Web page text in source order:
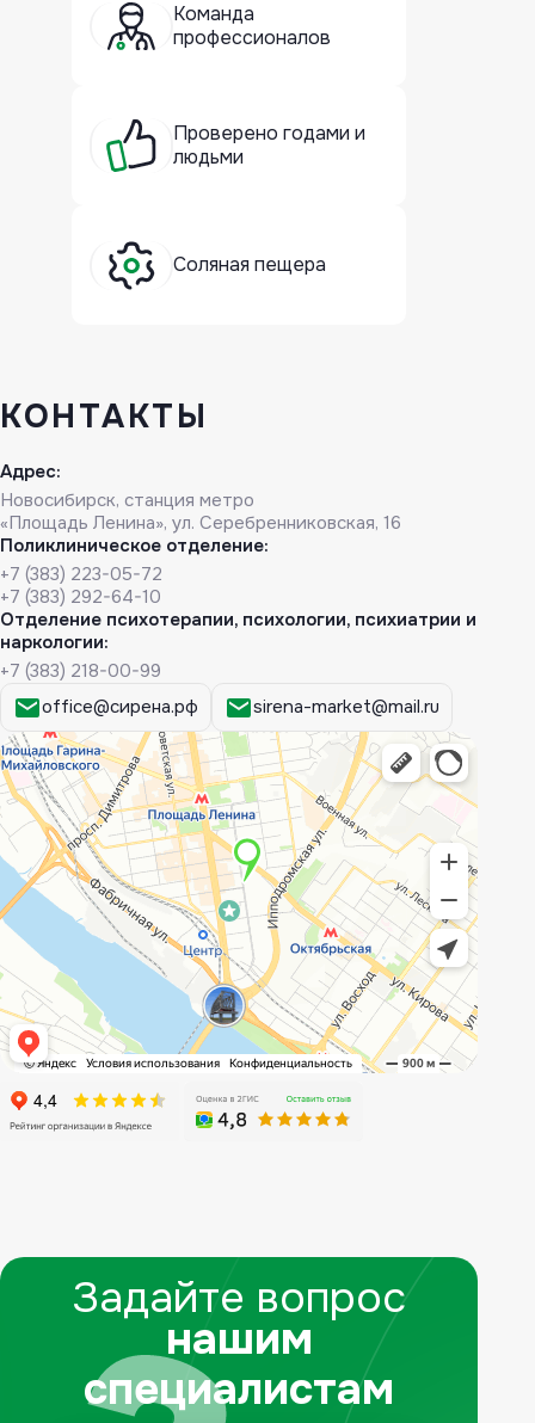
Команда
профессионалов
Проверено годами и
людьми
Соляная пещера
КОНТАКТЫ
Адрес:
Новосибирск, станция метро
«Площадь Ленина», ул. Серебренниковская, 16
Поликлиническое отделение:
+7 (383) 223-05-72
+7 (383) 292-64-10
Отделение психотерапии, психологии, психиатрии и
наркологии:
+7 (383) 218-00-99
office@сирена.рф
sirena-market@mail.ru
Задайте вопрос
нашим
специалистам